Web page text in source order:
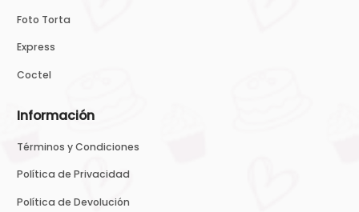
Foto Torta
Express
Coctel
Información
Términos y Condiciones
Política de Privacidad
Política de Devolución